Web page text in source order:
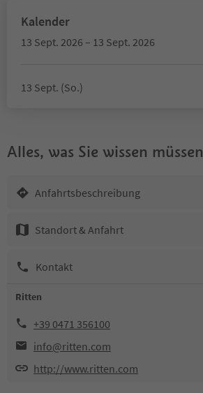
Kalender
13 Sept. 2026 – 13 Sept. 2026
13 Sept. (So.)
Alles, was Sie wissen müssen
Anfahrtsbeschreibung
Standort & Anfahrt
Kontakt
Ritten
+39 0471 356100
info@ritten.com
http://www.ritten.com